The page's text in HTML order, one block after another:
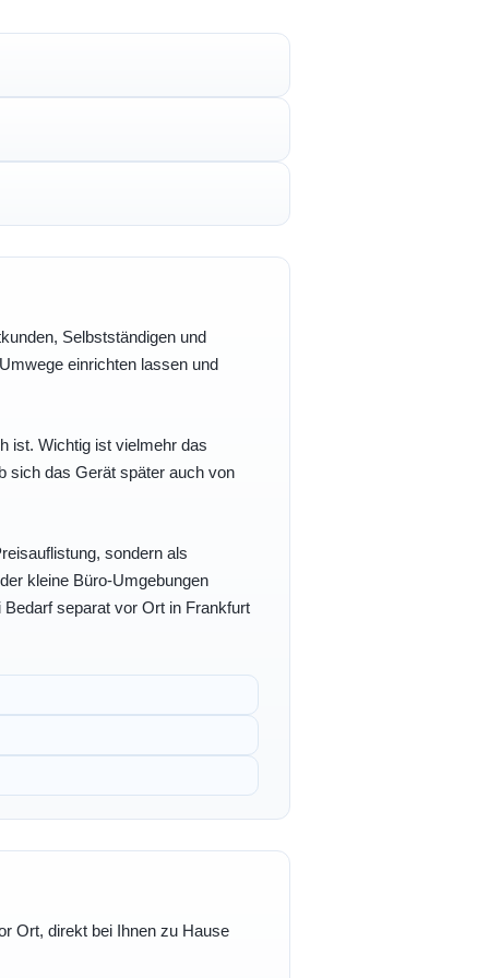
Selbstständigen und
einrichten lassen und
ist. Wichtig ist vielmehr das
sich das Gerät später auch von
sondern als
kleine Büro-Umgebungen
separat vor Ort in Frankfurt
Ort, direkt bei Ihnen zu Hause